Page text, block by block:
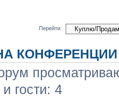
Перейти:
КОНФЕРЕНЦИИ
гости: 4